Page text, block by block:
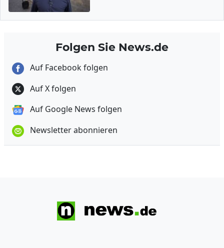
Folgen Sie News.de
Auf Facebook folgen
Auf X folgen
Auf Google News folgen
Newsletter abonnieren